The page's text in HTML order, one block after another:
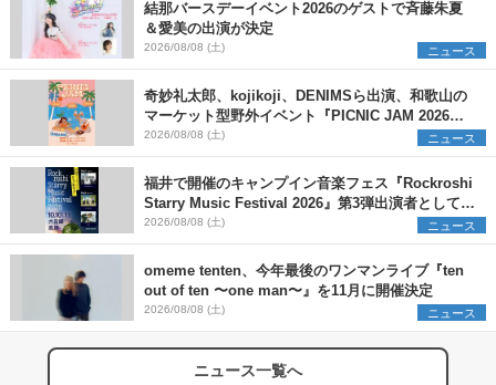
結那バースデーイベント2026のゲストで斉藤朱夏
＆愛美の出演が決定
2026/08/08 (土) ニュース
奇妙礼太郎、kojikoji、DENIMSら出演、和歌山の
マーケット型野外イベント『PICNIC JAM 2026』
早割チケット発売開始
2026/08/08 (土) ニュース
福井で開催のキャンプイン音楽フェス『Rockroshi
Starry Music Festival 2026』第3弾出演者として
SCOOBIE DO、かりゆし58、Reiを発表
2026/08/08 (土) ニュース
omeme tenten、今年最後のワンマンライブ『ten
out of ten 〜one man〜』を11月に開催決定
2026/08/08 (土) ニュース
ニュース一覧へ